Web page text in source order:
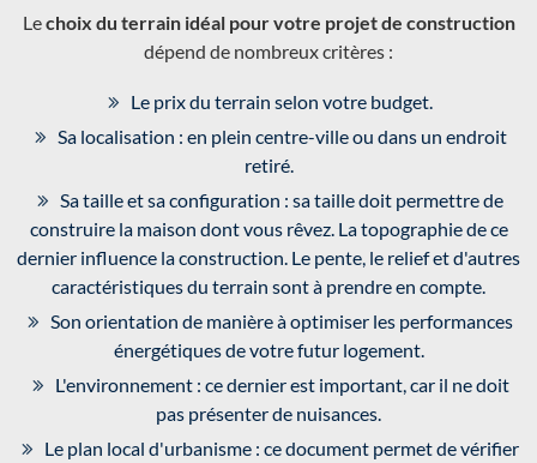
Lechoix du terrain idéal pour votre projet de construction
dépend de nombreux critères :
Le prix du terrain selon votre budget.
Sa localisation : en plein centre-ville ou dans un endroit
retiré.
Sa taille et sa configuration : sa taille doit permettre de
construire la maison dont vous rêvez. La topographie de ce
dernier influence la construction. Le pente, le relief et d'autres
caractéristiques du terrain sont à prendre en compte.
Son orientation de manière à optimiser les performances
énergétiques de votre futur logement.
L'environnement : ce dernier est important, car il ne doit
pas présenter de nuisances.
Le plan local d'urbanisme : ce document permet de vérifier